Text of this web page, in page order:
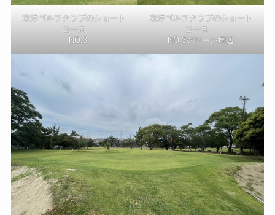
東洋ゴルフクラブのショート
コース
NO.3
東洋ゴルフクラブのショート
コース
NO.3グリーン周辺